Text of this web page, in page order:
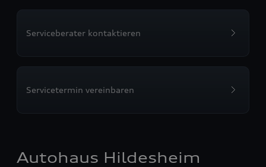
Serviceberater kontaktieren
Servicetermin vereinbaren
Autohaus Hildesheim